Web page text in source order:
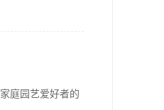
庭园艺爱好者的